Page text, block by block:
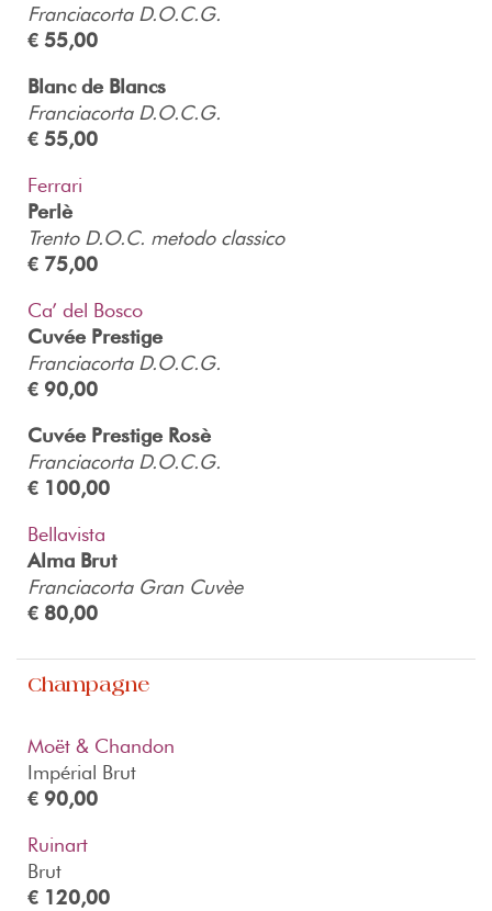
Franciacorta D.O.C.G.
€ 55,00
Blanc de Blancs
Franciacorta D.O.C.G.
€ 55,00
Ferrari
Perlè
Trento D.O.C. metodo classico
€ 75,00
Ca’ del Bosco
Cuvée Prestige
Franciacorta D.O.C.G.
€ 90,00
Cuvée Prestige Rosè
Franciacorta D.O.C.G.
€ 100,00
Bellavista
Alma Brut
Franciacorta Gran Cuvèe
€ 80,00
Champagne
Moët & Chandon
Impérial Brut
€ 90,00
Ruinart
Brut
€ 120,00